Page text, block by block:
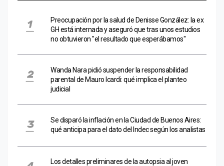
Preocupación por la salud de Denisse González: la ex
GH está internada y aseguró que tras unos estudios
no obtuvieron "el resultado que esperábamos"
Wanda Nara pidió suspender la responsabilidad
parental de Mauro Icardi: qué implica el planteo
judicial
Se disparó la inflación en la Ciudad de Buenos Aires:
qué anticipa para el dato del Indec según los analistas
Los detalles preliminares de la autopsia al joven